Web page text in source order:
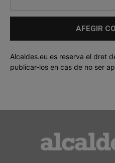
Alcaldes.eu es reserva el dret
publicar-los en cas de no ser